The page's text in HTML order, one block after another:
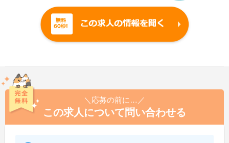
＼応募の前に…／
この求人について問い合わせる